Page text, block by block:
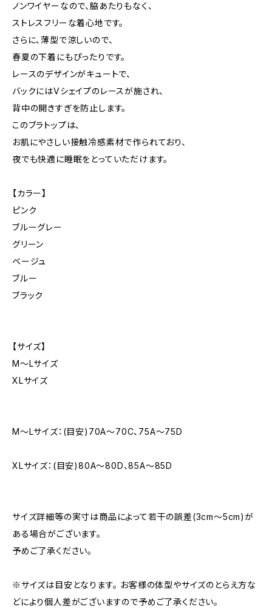
ノンワイヤーなので、脇あたりもなく、
ストレスフリーな着心地です。
さらに、薄型で涼しいので、
春夏の下着にもぴったりです。
レースのデザインがキュートで、
バックにはVシェイプのレースが施され、
背中の開きすぎを防止します。
このブラトップは、
お肌にやさしい接触冷感素材で作られており、
夜でも快適に睡眠をとっていただけます。
【カラー】
ピンク
ブルーグレー
グリーン
ベージュ
ブルー
ブラック
【サイズ】
M〜Lサイズ
XLサイズ
M〜Lサイズ：(目安)70A〜70C、75A〜75D
XLサイズ：(目安)80A〜80D、85A〜85D
サイズ詳細等の実寸は商品によって若干の誤差(3cm〜5cm)が
ある場合がございます。
予めご了承ください。
※サイズは目安となります。 お客様の体型やサイズのとらえ方な
どにより個人差がございますので予めご了承ください。